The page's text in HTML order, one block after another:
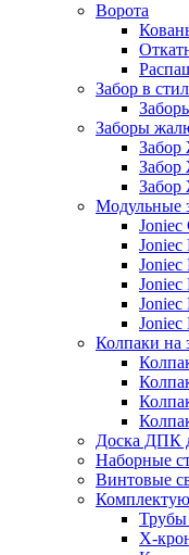
Ворота
Забор в
Заборы
Забор
Забор
Модульные
Joniec
Joniec
Joniec
Колпаки на
Доска ДПК
Наборные
Винтовые
Трубы
Х-